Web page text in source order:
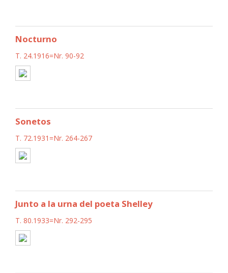
Nocturno
T. 24.1916=Nr. 90-92
Sonetos
T. 72.1931=Nr. 264-267
Junto a la urna del poeta Shelley
T. 80.1933=Nr. 292-295